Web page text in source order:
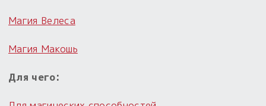
Магия Велеса
Магия Макошь
Для чего: